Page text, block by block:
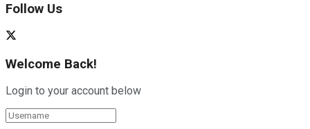
Follow Us
Welcome Back!
Login to your account below